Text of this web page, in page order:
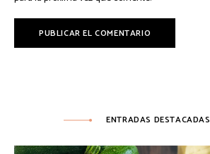
ENTRADAS DESTACADAS